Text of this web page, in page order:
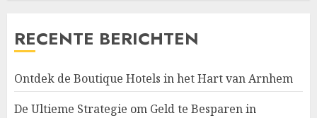
RECENTE BERICHTEN
Ontdek de Boutique Hotels in het Hart van Arnhem
De Ultieme Strategie om Geld te Besparen in